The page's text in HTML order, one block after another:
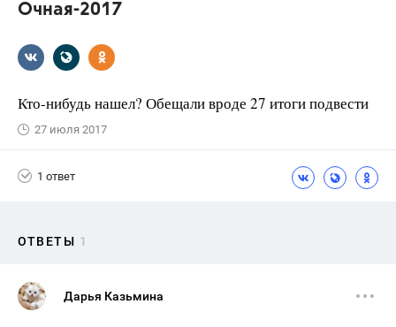
Очная-2017
Кто-нибудь нашел? Обещали вроде 27 итоги подвести
27 июля 2017
1 ответ
ОТВЕТЫ 1
Дарья Казьмина